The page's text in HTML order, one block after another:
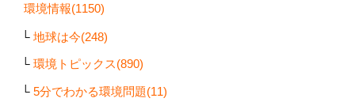
環境情報(1150)
地球は今(248)
環境トピックス(890)
5分でわかる環境問題(11)